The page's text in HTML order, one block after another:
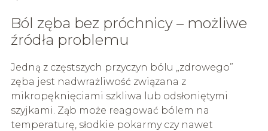
Ból zęba bez próchnicy – możliwe
źródła problemu
Jedną z częstszych przyczyn bólu „zdrowego”
zęba jest nadwrażliwość związana z
mikropęknięciami szkliwa lub odsłoniętymi
szyjkami. Ząb może reagować bólem na
temperaturę, słodkie pokarmy czy nawet